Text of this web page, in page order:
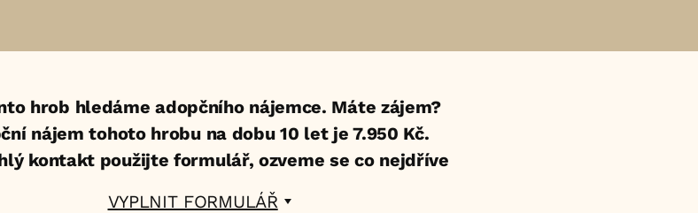
hrob hledáme adopčního nájemce. Máte zájem?
nájem tohoto hrobu na dobu 10 let je 7.950 Kč.
kontakt použijte formulář, ozveme se co nejdříve
VYPLNIT FORMULÁŘ